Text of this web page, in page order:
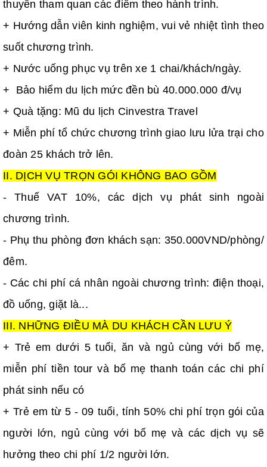
thuyền tham quan các điểm theo hành trình.
+ Hướng dẫn viên kinh nghiệm, vui vẻ nhiệt tình theo
suốt chương trình.
+ Nước uống phục vụ trên xe 1 chai/khách/ngày.
+ Bảo hiểm du lịch mức đền bù 40.000.000 đ/vụ
+ Quà tặng: Mũ du lịch Cinvestra Travel
+ Miễn phí tổ chức chương trình giao lưu lửa trại cho
đoàn 25 khách trở lên.
II. DỊCH VỤ TRỌN GÓI KHÔNG BAO GỒM
- Thuế VAT 10%, các dịch vụ phát sinh ngoài
chương trình.
- Phụ thu phòng đơn khách sạn: 350.000VND/phòng/
đêm.
- Các chi phí cá nhân ngoài chương trình: điện thoại,
đồ uống, giặt là...
III. NHỮNG ĐIỀU MÀ DU KHÁCH CẦN LƯU Ý
+ Trẻ em dưới 5 tuổi, ăn và ngủ cùng với bố mẹ,
miễn phí tiền tour và bố mẹ thanh toán các chi phí
phát sinh nếu có
+ Trẻ em từ 5 - 09 tuổi, tính 50% chi phí trọn gói của
người lớn, ngủ cùng với bố mẹ và các dịch vụ sẽ
hưởng theo chi phí 1/2 người lớn.